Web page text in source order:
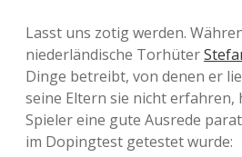
Lasst uns zotig werden.
niederländische Torhüter
Dinge betreibt, von denen er
seine Eltern sie nicht erfahren,
Spieler eine gute Ausrede
im Dopingtest getestet wurde: